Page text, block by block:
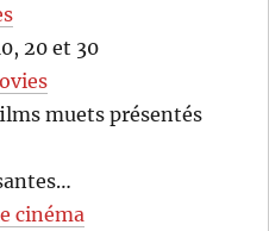
20 et 30
muets présentés
cinéma